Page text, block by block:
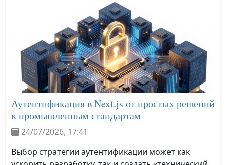
Аутентификация в Next.js от простых решений
к промышленным стандартам
24/07/2026, 17:41
Выбор стратегии аутентификации может как